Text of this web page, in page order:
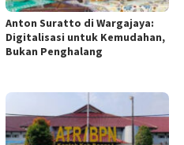
Anton Suratto di Wargajaya:
Digitalisasi untuk Kemudahan,
Bukan Penghalang